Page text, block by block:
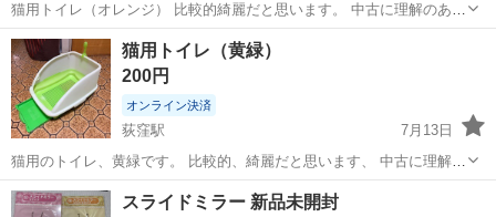
猫用トイレ（オレンジ） 比較的綺麗だと思います。 中古に理解のある
方よろしくお願い致します。
東京 杉並区 荻窪駅 その他
猫用トイレ（黄緑）
200円
オンライン決済
荻窪駅
7月13日
猫用のトイレ、黄緑です。 比較的、綺麗だと思います、 中古に理解の
ある方、よろしくお願い致します。
東京 杉並区 荻窪駅 その他
スライドミラー 新品未開封